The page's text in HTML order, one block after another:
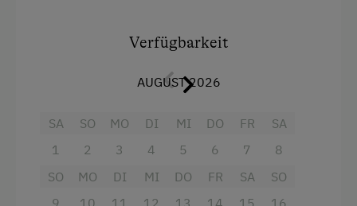
Waschmaschine
Zentralheizung
Ohne Verpflegung
echten Urlaub am Bauernhof bei echten
Ausstattung
4 Plattenherd
Radio
Verfügbarkeit
AUGUST 2026
SA
1
SO
2
MO
3
DI
4
MI
5
DO
6
FR
7
SA
8
SO
MO
DI
MI
DO
FR
SA
SO